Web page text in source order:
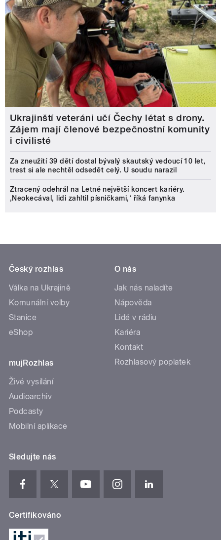
Ukrajinští veteráni učí Čechy létat s drony.
Zájem mají členové bezpečnostní komunity
i civilisté
Za zneužití 39 dětí dostal bývalý skautský vedoucí 10 let,
trest si ale nechtěl odsedět celý. U soudu narazil
Ztracený odehrál na Letné největší koncert kariéry.
‚Neokecával, lidi zahltil písničkami,‘ říká fanynka
Český rozhlas
Válka na Ukrajině
Komunální volby
Stanice
eShop
mujRozhlas
Živé vysílání
Audioarchiv
Podcasty
Mobilní aplikace
O nás
Jak nás naladíte
Nápověda
Lidé v rádiu
Kariéra
Kontakt
Rozhlasový poplatek
Sledujte nás
Certifikováno